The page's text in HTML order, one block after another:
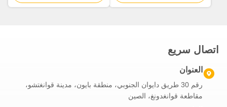
اتصال سريع
العنوان
رقم 30 طريق دايوان الجنوبي، منطقة بايون، مدينة قوانغتشو،
مقاطعة قوانغدونغ، الصين